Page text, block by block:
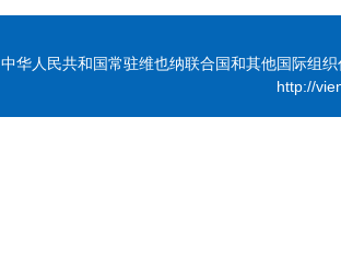
中华人民共和国常驻维也纳联合国和其他国际组
http://